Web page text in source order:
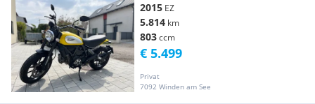
2015 EZ
5.814 km
803ccm
Privat
7092 Winden am See
€ 5.499